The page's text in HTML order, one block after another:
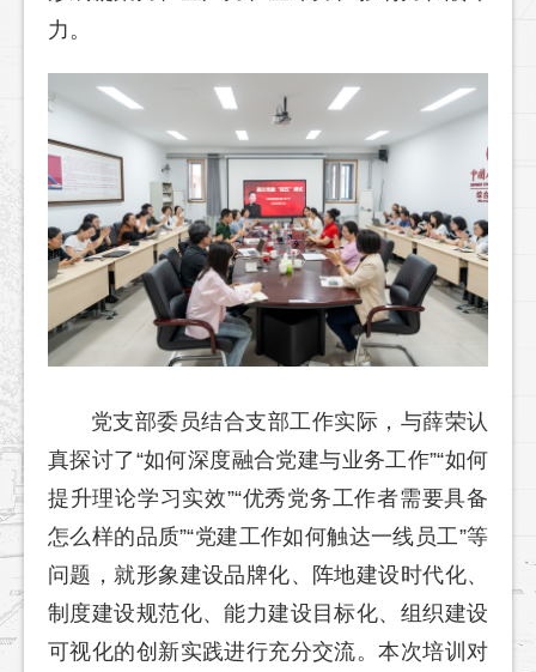
力。
党支部委员结合支部工作实际，与薛荣认
真探讨了“如何深度融合党建与业务工作”“如何
提升理论学习实效”“优秀党务工作者需要具备
怎么样的品质”“党建工作如何触达一线员工”等
问题，就形象建设品牌化、阵地建设时代化、
制度建设规范化、能力建设目标化、组织建设
可视化的创新实践进行充分交流。本次培训对